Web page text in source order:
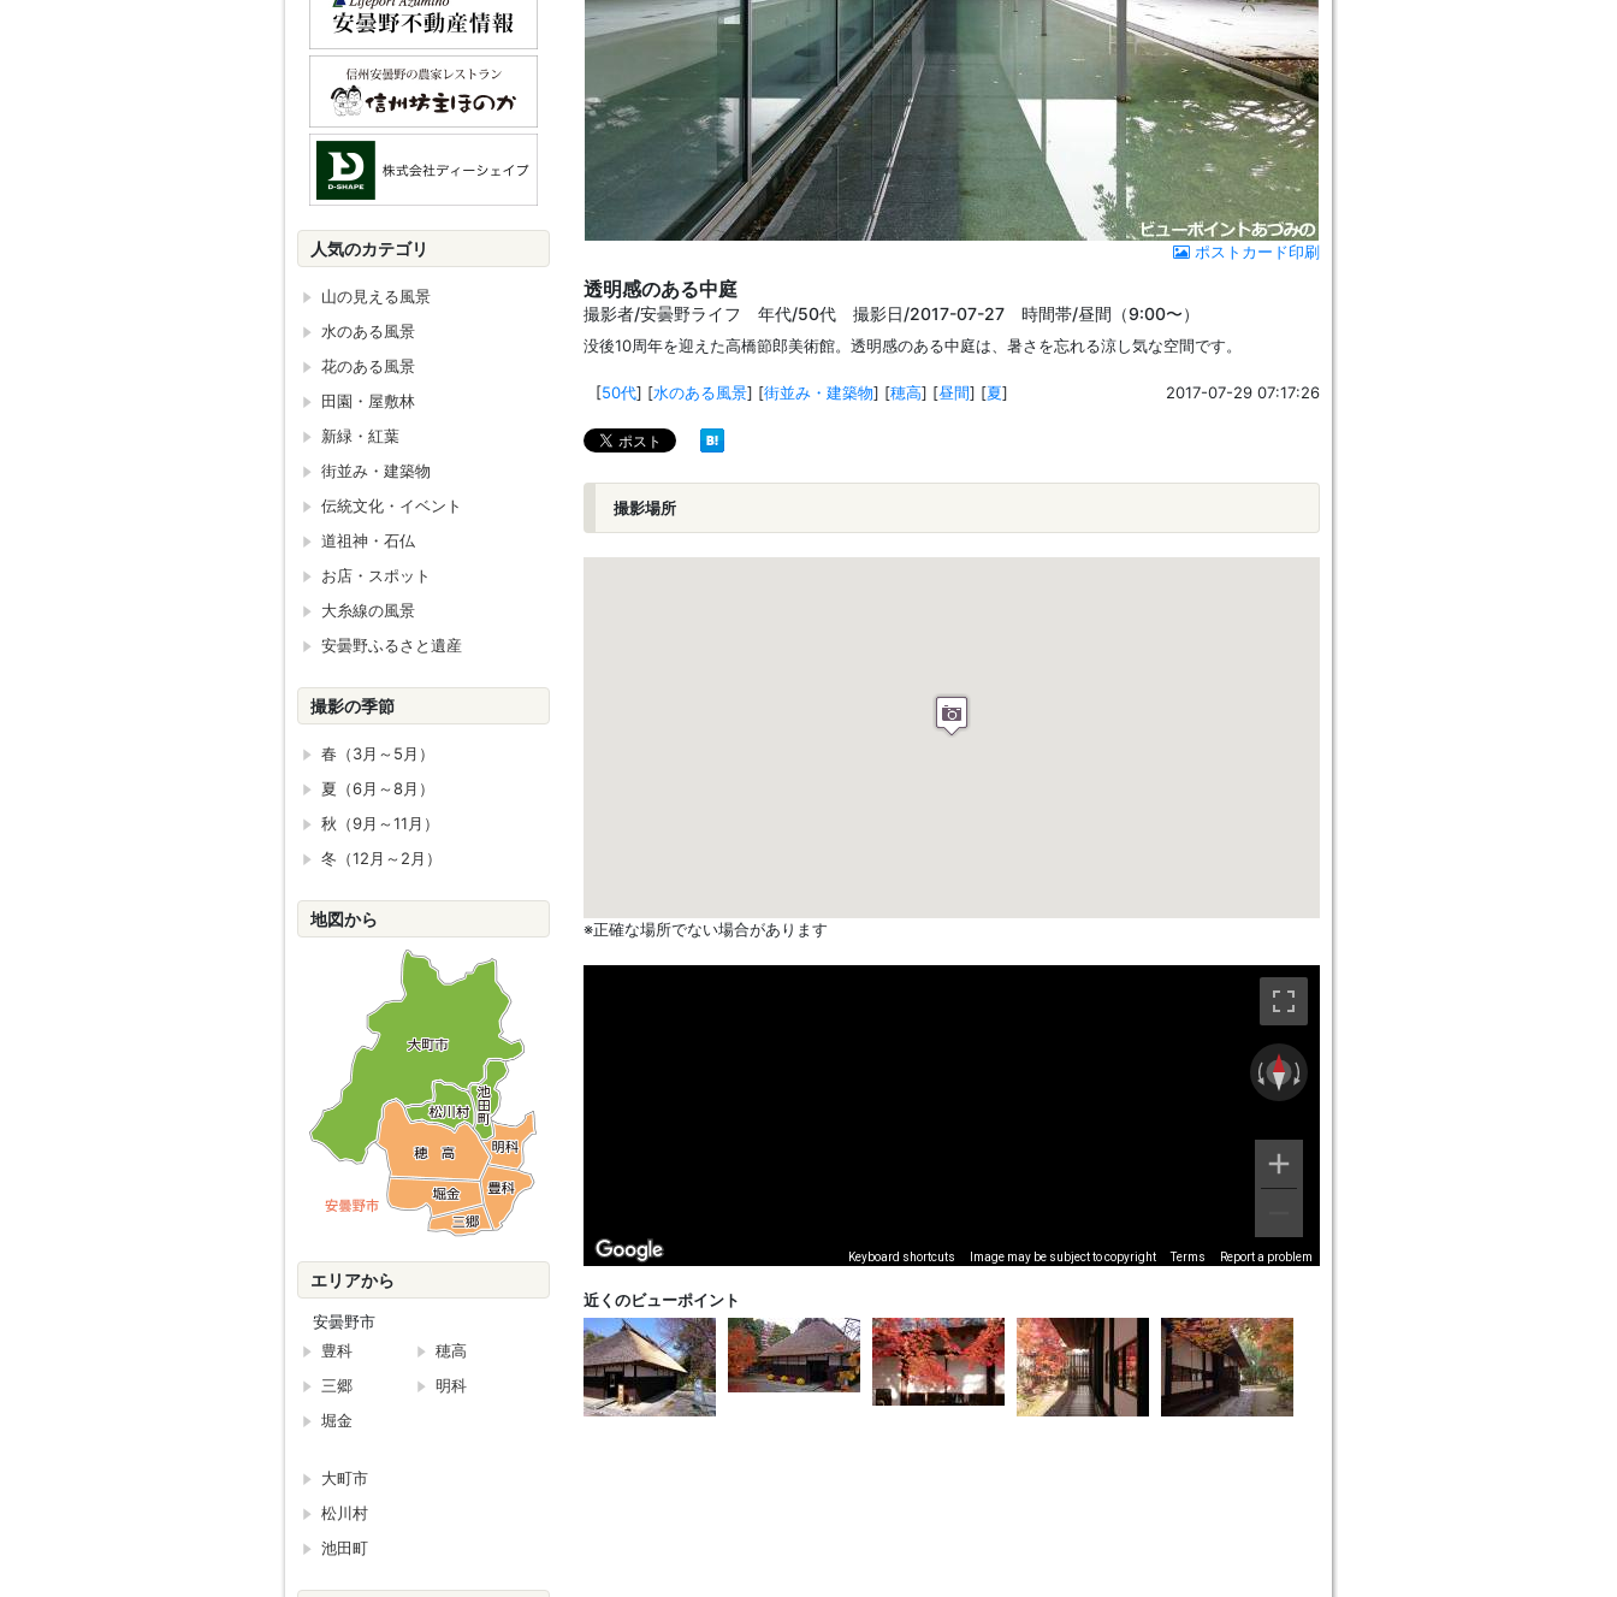
ポストカード印刷
透明感のある中庭
撮影者/安曇野ライフ 年代/50代 撮影日/2017-07-27 時間帯/昼間（9:00〜）
没後10周年を迎えた高橋節郎美術館。透明感のある中庭は、暑さを忘れる涼し気な空間です。
[50代] [水のある風景] [街並み・建築物] [穂高] [昼間] [夏] 2017-07-29 07:17:26
撮影場所
※正確な場所でない場合があります
Keyboard shortcuts Image may be subject to copyright Terms Report a problem
近くのビューポイント
人気のカテゴリ
山の見える風景
水のある風景
花のある風景
田園・屋敷林
新緑・紅葉
街並み・建築物
伝統文化・イベント
道祖神・石仏
お店・スポット
大糸線の風景
安曇野ふるさと遺産
撮影の季節
春（3月～5月）
夏（6月～8月）
秋（9月～11月）
冬（12月～2月）
地図から
エリアから
安曇野市
豊科
穂高
三郷
明科
堀金
大町市
松川村
池田町